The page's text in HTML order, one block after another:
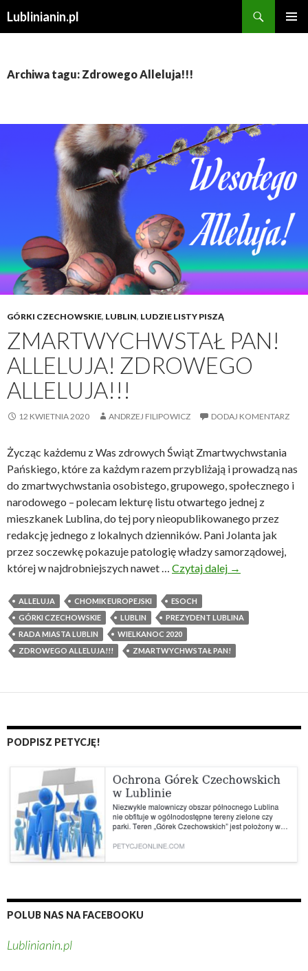
Lublinianin.pl
Archiwa tagu: Zdrowego Alleluja!!!
GÓRKI CZECHOWSKIE, LUBLIN, LUDZIE LISTY PISZĄ
ZMARTWYCHWSTAŁ PAN!
ALLELUJA! ZDROWEGO
ALLELUJA!!!
12 KWIETNIA 2020 ANDRZEJ FILIPOWICZ DODAJ KOMENTARZ
Życząc każdemu z Was zdrowych Świąt Zmartwychwstania
Pańskiego, które za każdym razem przybliżają i prowadzą nas
do zmartwychwstania osobistego, grupowego, społecznego i
narodowego – polecam lekturę listu otwartego jednej z
mieszkanek Lublina, do tej pory nieopublikowanego przez
redakcję jednego z lokalnych dzienników. Pani Jolanta jak
przez soczewkę pokazuje patologię władzy samorządowej,
której w najdrobniejszych nawet … Czytaj dalej Z
r
w
s
ł
a
n
A
l
→
ALLELUJA CHOMIK EUROPEJSKI
ESOCH
GÓRKI CZECHOWSKIE
LUBLIN
PREZYDENT LUBLINA
RADA MIASTA LUBLIN
WIELKANOC 2020
ZDROWEGO ALLELUJA!!!
ZMARTWYCHWSTAŁ PAN!
PODPISZ PETYCJĘ!
POLUB NAS NA FACEBOOKU
Lublinianin.pl